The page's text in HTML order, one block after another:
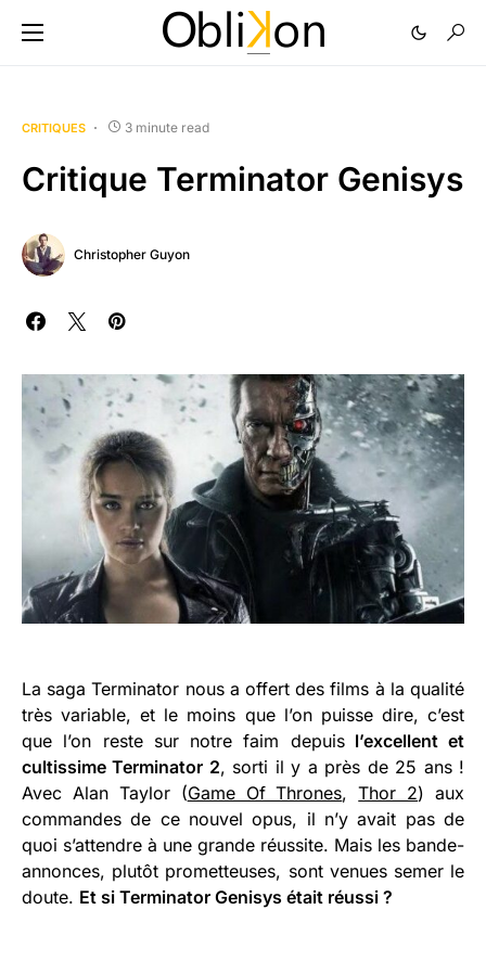
CRITIQUES 3 minute read
Critique Terminator Genisys
Christopher Guyon
La saga Terminator nous a offert des films à la qualité
très variable, et le moins que l’on puisse dire, c’est
que l’on reste sur notre faim depuisl’excellent et
cultissime Terminator 2, sorti il y a près de 25 ans !
Avec Alan Taylor (Game Of Thrones,Thor 2) aux
commandes de ce nouvel opus, il n’y avait pas de
quoi s’attendre à une grande réussite. Mais les bande-
annonces, plutôt prometteuses, sont venues semer le
doute. Et si Terminator Genisys était réussi ?